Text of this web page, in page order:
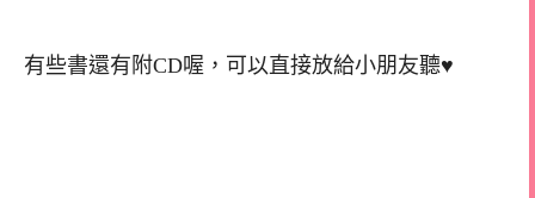
有些書還有附CD喔，可以直接放給小朋友聽♥